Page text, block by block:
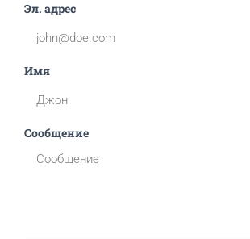
Эл. адрес
Имя
Сообщение